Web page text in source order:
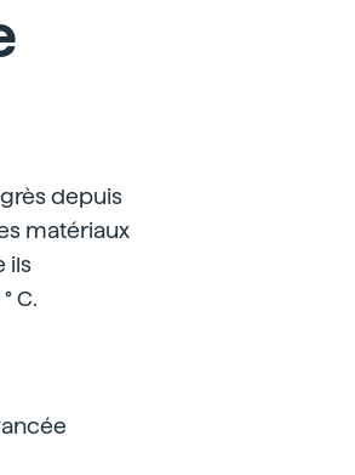
depuis
matériaux
ils
C.